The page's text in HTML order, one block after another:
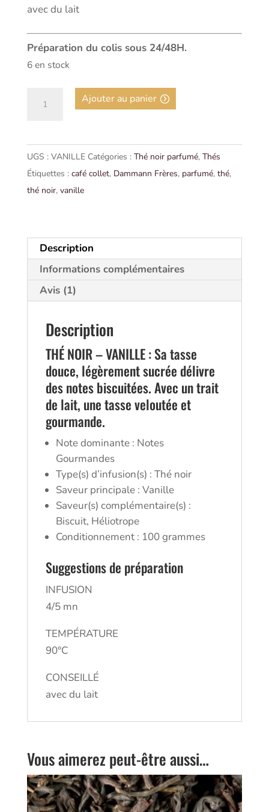
avec du lait
Préparation du colis sous 24/48H.
6 en stock
NOIR
-
VANILLE
Ajouter au panier
UGS : VANILLE Catégories : Thé noir parfumé, Thés
Étiquettes : café collet, Dammann Frères, parfumé, thé,
thé noir, vanille
Description
Informations complémentaires
Avis (1)
Description
THÉ NOIR – VANILLE : Sa tasse
douce, légèrement sucrée délivre
des notes biscuitées. Avec un trait
de lait, une tasse veloutée et
gourmande.
Note dominante : Notes
Gourmandes
Type(s) d’infusion(s) : Thé noir
Saveur principale : Vanille
Saveur(s) complémentaire(s) :
Biscuit, Héliotrope
Conditionnement : 100 grammes
Suggestions de préparation
INFUSION
4/5 mn
TEMPÉRATURE
90°C
CONSEILLÉ
avec du lait
Vous aimerez peut-être aussi…